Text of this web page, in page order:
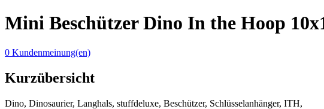
Mini Beschützer Dino In the Hoop
0 Kundenmeinung(en)
Kurzübersicht
Dino, Dinosaurier, Langhals, stuffdeluxe, Beschützer, Schlüsselanhänger, ITH,